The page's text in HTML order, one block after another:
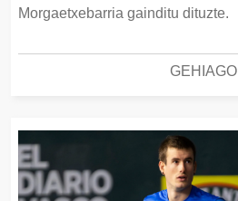
Morgaetxebarria gainditu dituzte.
GEHIAGO